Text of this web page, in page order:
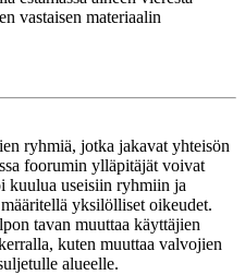
vastaisen materiaalin
ryhmiä, jotka jakavat yhteisön
foorumin ylläpitäjät voivat
kuulua useisiin ryhmiin ja
yksilölliset oikeudet.
tavan muuttaa käyttäjien
kuten muuttaa valvojien
alueelle.